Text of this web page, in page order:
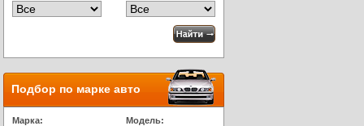
Подбор по марке авто
Марка: Модель: